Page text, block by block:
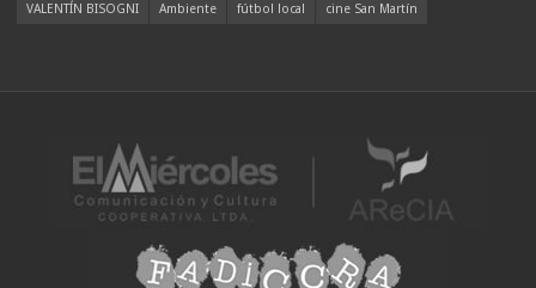
VALENTÍN BISOGNI
Ambiente fútbol local cine San Martín